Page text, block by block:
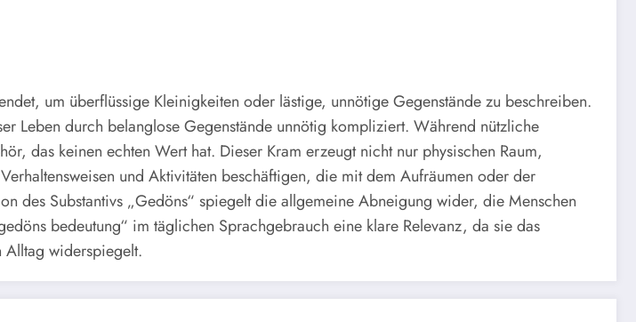
um überflüssige Kleinigkeiten oder lästige, unnötige Gegenstände zu beschreiben.
Leben durch belanglose Gegenstände unnötig kompliziert. Während nützliche
das keinen echten Wert hat. Dieser Kram erzeugt nicht nur physischen Raum,
und Aktivitäten beschäftigen, die mit dem Aufräumen oder der
des Substantivs „Gedöns“ spiegelt die allgemeine Abneigung wider, die Menschen
bedeutung“ im täglichen Sprachgebrauch eine klare Relevanz, da sie das
Alltag widerspiegelt.